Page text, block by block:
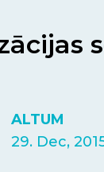
ALTUM
29. Dec,